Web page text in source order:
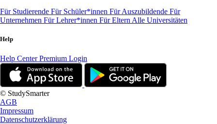
Für Studierende Für Schüler*innen Für Auszubildende Für
Unternehmen Für Lehrer*innen Für Eltern Alle Universitäten
Help
Help CenterPremium Login
© StudySmarter
AGB
Impressum
Datenschutzerklärung